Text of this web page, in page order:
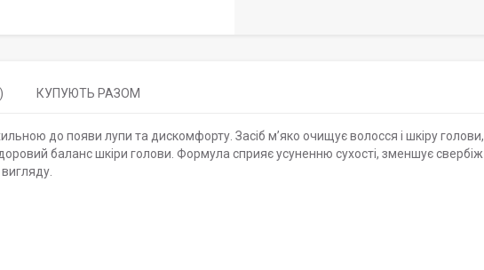
КУПУЮТЬ РАЗОМ
до появи лупи та дискомфорту. Засіб м’яко очищує волосся і шкіру голови,
баланс шкіри голови. Формула сприяє усуненню сухості, зменшує свербіж